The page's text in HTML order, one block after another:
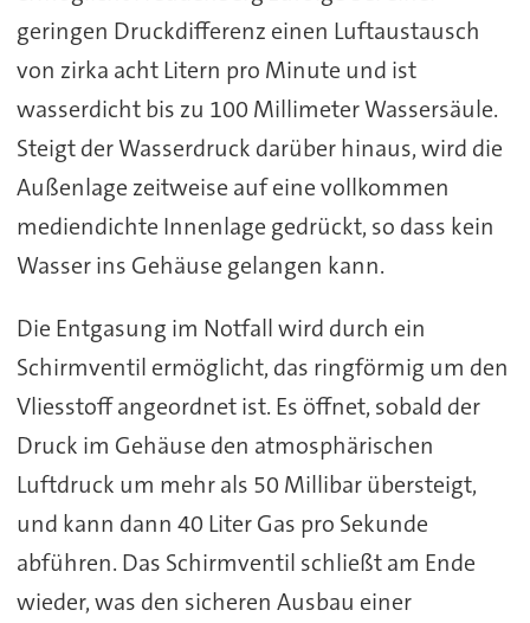
geringen Druckdifferenz einen Luftaustausch
von zirka acht Litern pro Minute und ist
wasserdicht bis zu 100 Millimeter Wassersäule.
Steigt der Wasserdruck darüber hinaus, wird die
Außenlage zeitweise auf eine vollkommen
mediendichte Innenlage gedrückt, so dass kein
Wasser ins Gehäuse gelangen kann.
Die Entgasung im Notfall wird durch ein
Schirmventil ermöglicht, das ringförmig um den
Vliesstoff angeordnet ist. Es öffnet, sobald der
Druck im Gehäuse den atmosphärischen
Luftdruck um mehr als 50 Millibar übersteigt,
und kann dann 40 Liter Gas pro Sekunde
abführen. Das Schirmventil schließt am Ende
wieder, was den sicheren Ausbau einer